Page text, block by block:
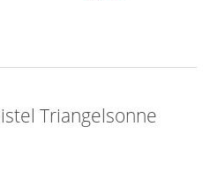
Triangelsonne